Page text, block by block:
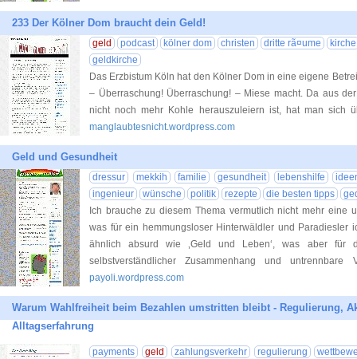
233 Der Kölner Dom braucht dein Geld!
geld podcast kölner dom christen dritte rã¤ume
kirche
geldkirche
Das Erzbistum Köln hat den Kölner Dom in eine eigene
– Überraschung! Überraschung! – Miese macht. Da aus
nicht noch mehr Kohle herauszuleiern ist, hat man sich
manglaubtesnicht.wordpress.com
Geld und Gesundheit
dressur mekkih familie gesundheit lebenshilfe
ingenieur
wünsche politik rezepte die besten tipps
Ich brauche zu diesem Thema vermutlich nicht mehr eine
was für ein hemmungsloser Hinterwäldler und Paradiesler
ähnlich absurd wie ‚Geld und Leben‘, was aber für
selbstverständlicher Zusammenhang und untrennbare
payoli.wordpress.com
Warum Wahlfreiheit beim Bezahlen umstritten bleibt - Regulierung,
Alltagserfahrung
payments geld zahlungsverkehr regulierung